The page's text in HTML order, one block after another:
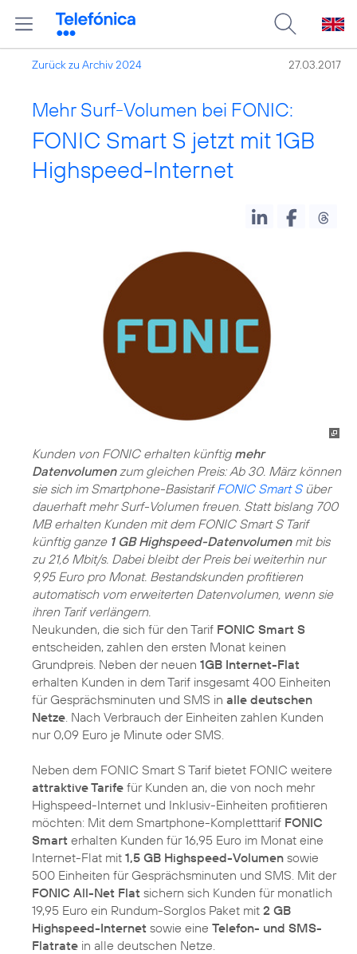
Zurück zu Archiv 2024 27.03.2017
Mehr Surf-Volumen bei FONIC:
FONIC Smart S jetzt mit 1GB
Highspeed-Internet
Kunden von FONIC erhalten künftig mehr
Datenvolumenzum gleichen Preis: Ab 30. März können
sie sich im Smartphone-BasistarifFONIC Smart Süber
dauerhaft mehr Surf-Volumen freuen. Statt bislang 700
MB erhalten Kunden mit dem FONIC Smart S Tarif
künftig ganze 1 GB Highspeed-Datenvolumenmit bis
zu 21,6 Mbit/s. Dabei bleibt der Preis bei weiterhin nur
9,95 Euro pro Monat. Bestandskunden profitieren
automatisch vom erweiterten Datenvolumen, wenn sie
ihren Tarif verlängern.
Neukunden, die sich für den Tarif FONIC Smart S
entscheiden, zahlen den ersten Monat keinen
Grundpreis. Neben der neuen 1GB Internet-Flat
erhalten Kunden in dem Tarif insgesamt 400 Einheiten
für Gesprächsminuten und SMS in alle deutschen
Netze . Nach Verbrauch der Einheiten zahlen Kunden
nur 0,09 Euro je Minute oder SMS.
Neben dem FONIC Smart S Tarif bietet FONIC weitere
attraktive Tarife für Kunden an, die von noch mehr
Highspeed-Internet und Inklusiv-Einheiten profitieren
möchten: Mit dem Smartphone-Kompletttarif FONIC
Smart erhalten Kunden für 16,95 Euro im Monat eine
Internet-Flat mit 1,5 GB Highspeed-Volumen sowie
500 Einheiten für Gesprächsminuten und SMS. Mit der
FONIC All-Net Flat sichern sich Kunden für monatlich
19,95 Euro ein Rundum-Sorglos Paket mit 2 GB
Highspeed-Internet sowie eine Telefon- und SMS-
Flatrate in alle deutschen Netze.